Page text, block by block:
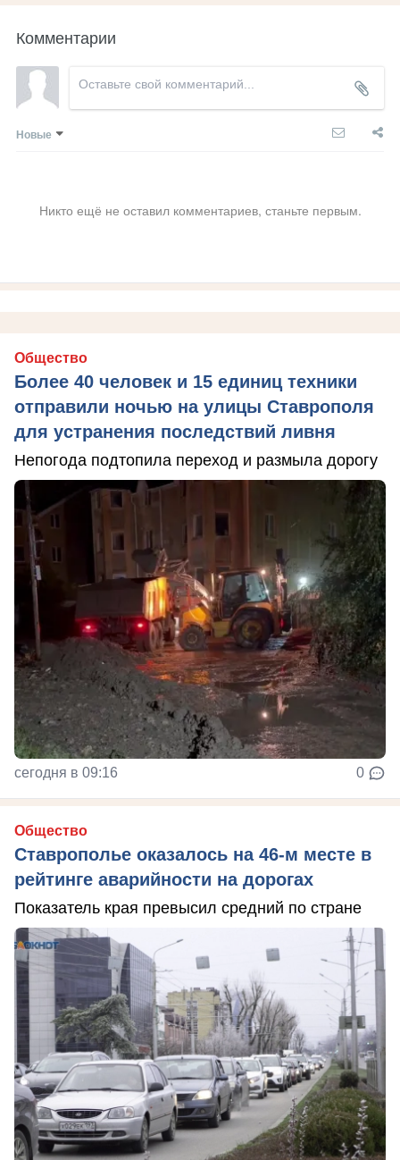
Комментарии
Новые
Никто ещё не оставил комментариев, станьте первым.
Общество
Более 40 человек и 15 единиц техники
отправили ночью на улицы Ставрополя
для устранения последствий ливня
Непогода подтопила переход и размыла дорогу
сегодня в 09:16 0
Общество
Ставрополье оказалось на 46-м месте в
рейтинге аварийности на дорогах
Показатель края превысил средний по стране